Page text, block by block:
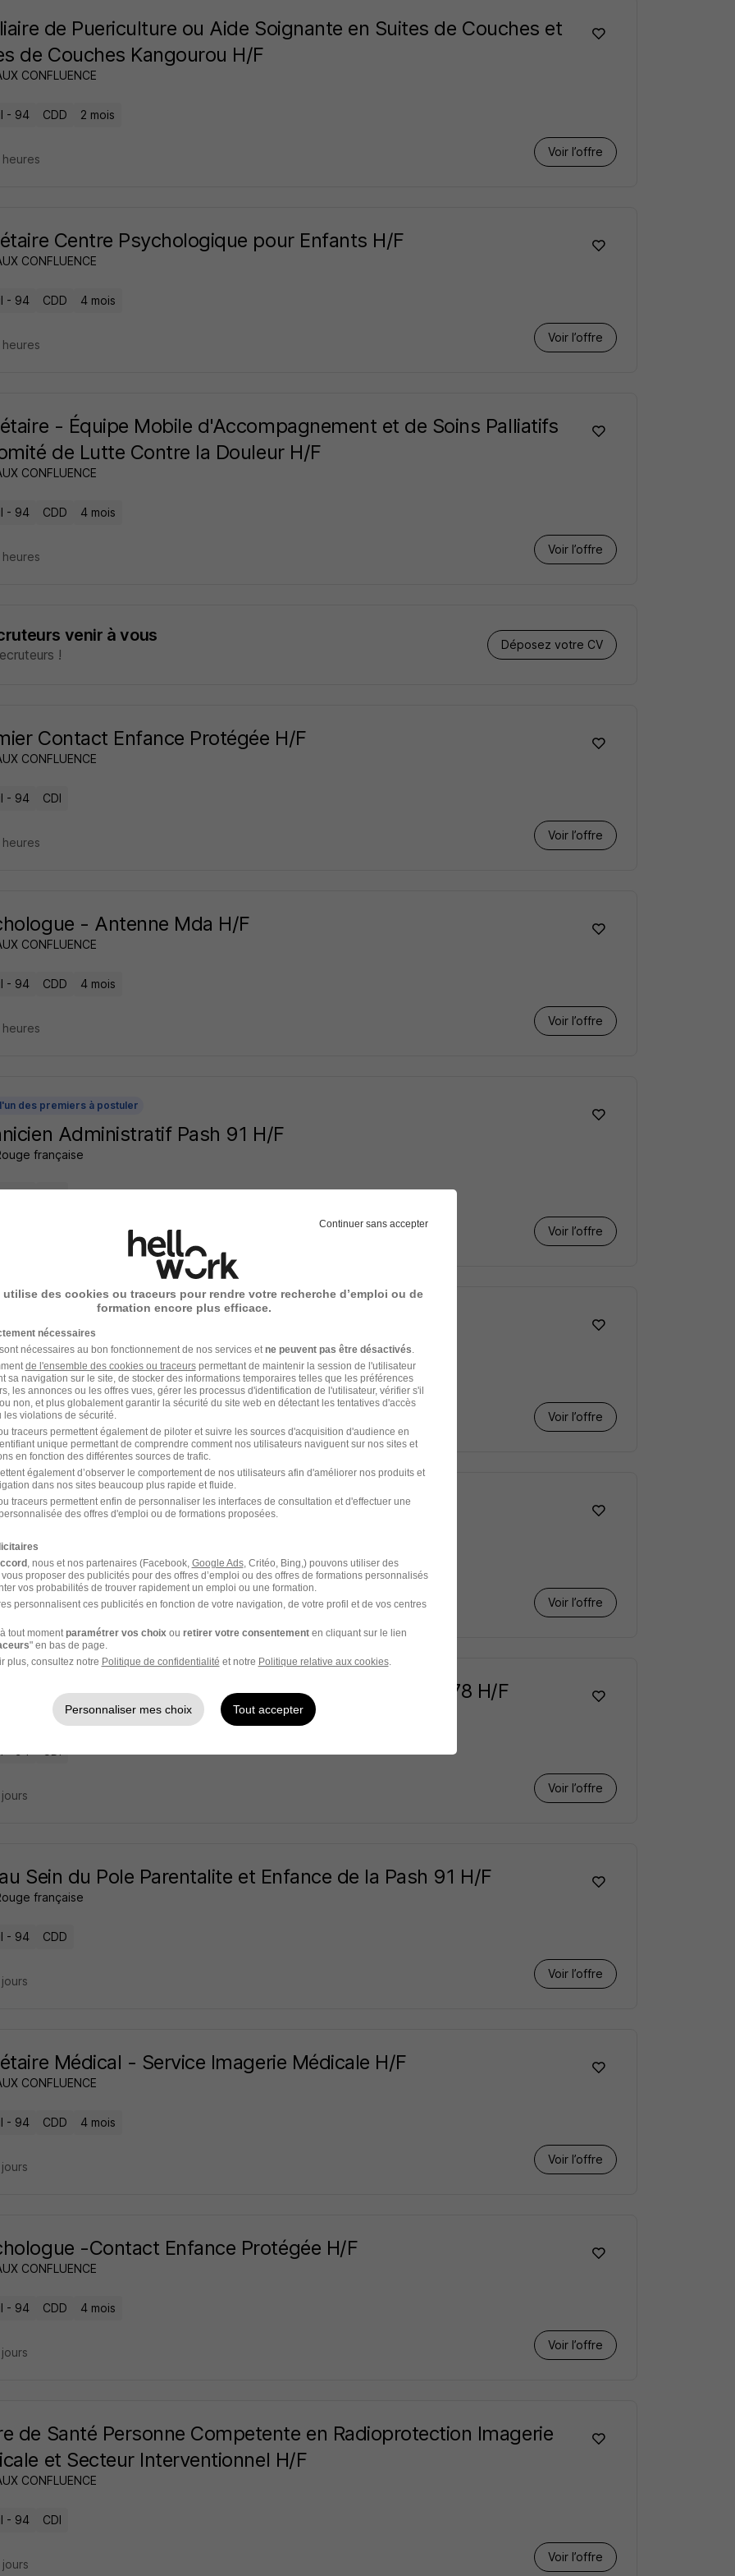
de Puericulture ou Aide Soignante en Suites de Couches et
de Couches Kangourou H/F
CONFLUENCE
- 94 CDD 2 mois
Voir l’offre
Centre Psychologique pour Enfants H/F
CONFLUENCE
- 94 CDD 4 mois
Voir l’offre
- Équipe Mobile d'Accompagnement et de Soins Palliatifs
de Lutte Contre la Douleur H/F
CONFLUENCE
- 94 CDD 4 mois
Voir l’offre
venir à vous
!
Déposez votre CV
Contact Enfance Protégée H/F
CONFLUENCE
- 94 CDI
Voir l’offre
- Antenne Mda H/F
CONFLUENCE
- 94 CDD 4 mois
Voir l’offre
des premiers à postuler
Administratif Pash 91 H/F
française
- 94 CDI
Voir l’offre
Spécialisé Contact Enfance Protégée H/F
CONFLUENCE
- 94 CDI
Voir l’offre
Médical - Laboratoire Médical H/F
- 94 CDD 4 mois
Voir l’offre
Social Pôle Enfance et Parentalité de la Pash 78 H/F
française
Voir l’offre
Sein du Pole Parentalite et Enfance de la Pash 91 H/F
française
- 94 CDD
Voir l’offre
Médical - Service Imagerie Médicale H/F
CONFLUENCE
- 94 CDD 4 mois
Voir l’offre
-Contact Enfance Protégée H/F
CONFLUENCE
- 94 CDD 4 mois
Voir l’offre
de Santé Personne Competente en Radioprotection Imagerie
et Secteur Interventionnel H/F
CONFLUENCE
- 94 CDI
Voir l’offre
Continuer sans accepter
utilise des cookies ou traceurs pour rendre votre recherche d’emploi ou de
formation encore plus efficace.
nécessaires
nécessaires au bon fonctionnement de nos services et ne peuvent pas être désactivés
de l'ensemble des cookies ou traceurspermettant de maintenir la session de l'utilisateur
sa navigation sur le site, de stocker des informations temporaires telles que les préférences
les annonces ou les offres vues, gérer les processus d'identification de l'utilisateur, vérifier s'il
non, et plus globalement garantir la sécurité du site web en détectant les tentatives d'accès
violations de sécurité.
traceurs permettent également de piloter et suivre les sources d'acquisition d'audience en
unique permettant de comprendre comment nos utilisateurs naviguent sur nos sites et
en fonction des différentes sources de trafic.
également d’observer le comportement de nos utilisateurs afin d'améliorer nos produits et
dans nos sites beaucoup plus rapide et fluide.
traceurs permettent enfin de personnaliser les interfaces de consultation et d'effectuer une
des offres d'emploi ou de formations proposées.
, nous et nos partenaires (Facebook, Google Ads, Critéo, Bing,) pouvons utiliser des
proposer des publicités pour des offres d’emploi ou des offres de formations personnalisés
vos probabilités de trouver rapidement un emploi ou une formation.
personnalisent ces publicités en fonction de votre navigation, de votre profil et de vos centres
tout moment paramétrer vos choix ou retirer votre consentementen cliquant sur le lien
" en bas de page.
plus, consultez notre Politique de confidentialité et notre Politique relative aux cookies.
Personnaliser mes choix Tout accepter